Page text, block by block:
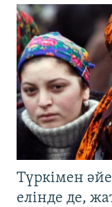
Түркімен
елінде де,